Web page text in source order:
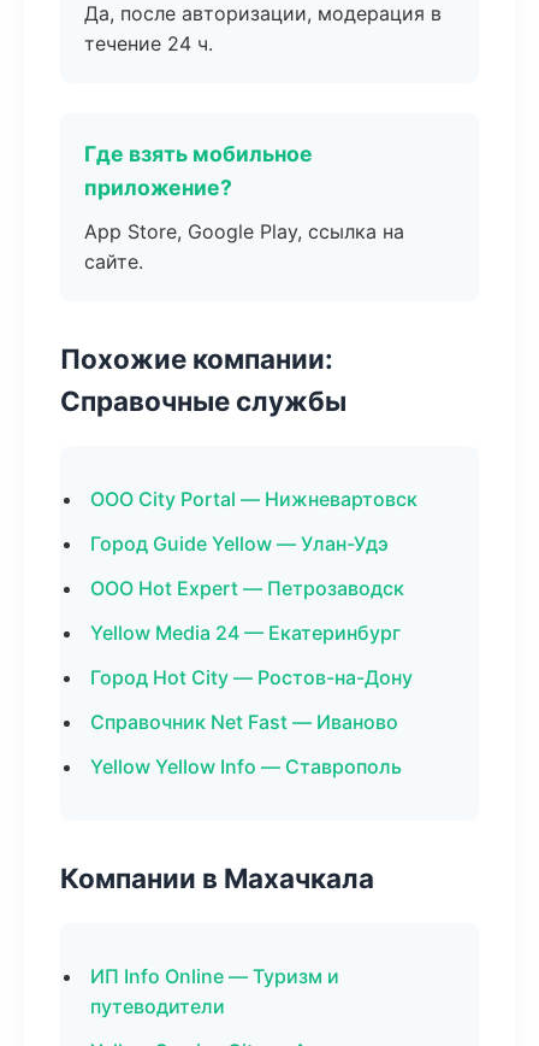
Да, после авторизации, модерация в
течение 24 ч.
Где взять мобильное
приложение?
App Store, Google Play, ссылка на
сайте.
Похожие компании:
Справочные службы
ООО City Portal — Нижневартовск
Город Guide Yellow — Улан-Удэ
ООО Hot Expert — Петрозаводск
Yellow Media 24 — Екатеринбург
Город Hot City — Ростов-на-Дону
Справочник Net Fast — Иваново
Yellow Yellow Info — Ставрополь
Компании в Махачкала
ИП Info Online — Туризм и
путеводители